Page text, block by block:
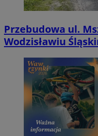
Przebudowa ul.
Wodzisławiu